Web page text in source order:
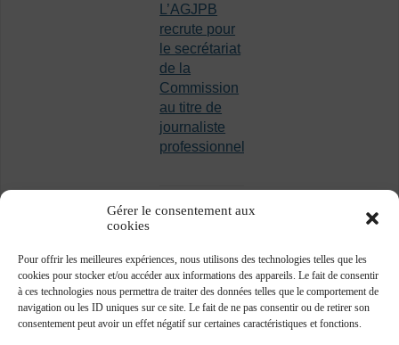
Gérer le consentement aux
cookies
Pour offrir les meilleures expériences, nous utilisons des technologies telles que les
cookies pour stocker et/ou accéder aux informations des appareils. Le fait de consentir
à ces technologies nous permettra de traiter des données telles que le comportement de
navigation ou les ID uniques sur ce site. Le fait de ne pas consentir ou de retirer son
consentement peut avoir un effet négatif sur certaines caractéristiques et fonctions.
L’AGJPB
recrute pour
le secrétariat
de la
Commission
au titre de
journaliste
professionnel